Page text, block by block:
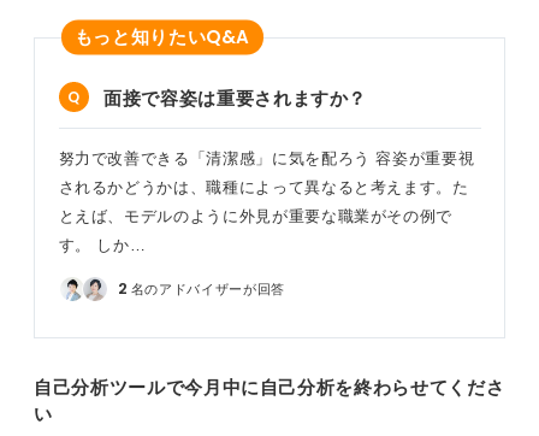
そして、もう一つ非常に大切なのが、面接の場では自身
の体型を一切気にしないことです。清潔感を完璧に整え
たら、あとは「自分は太っている」という意識を完全に
捨ててください。
自信を持って堂々とした態度で臨めば、相手もあなたの
体型に引きずられることなく、あなたの話の中身に集中
してくれるはずです。面接で体型について直接触れられ
考えて良いでしょう。
大切なのは、自信を持って、清潔感のある身だしなみ
もっと知りたいQ&A
面接で容姿は重要されますか？
努力で改善できる「清潔感」に気を配ろう 容姿が重要視
されるかどうかは、職種によって異なると考えます。た
とえば、モデルのように外見が重要な職業がその例で
す。 しか…
2 名のアドバイザーが回答
自己分析ツールで今月中に自己分析を終わらせてくださ
い